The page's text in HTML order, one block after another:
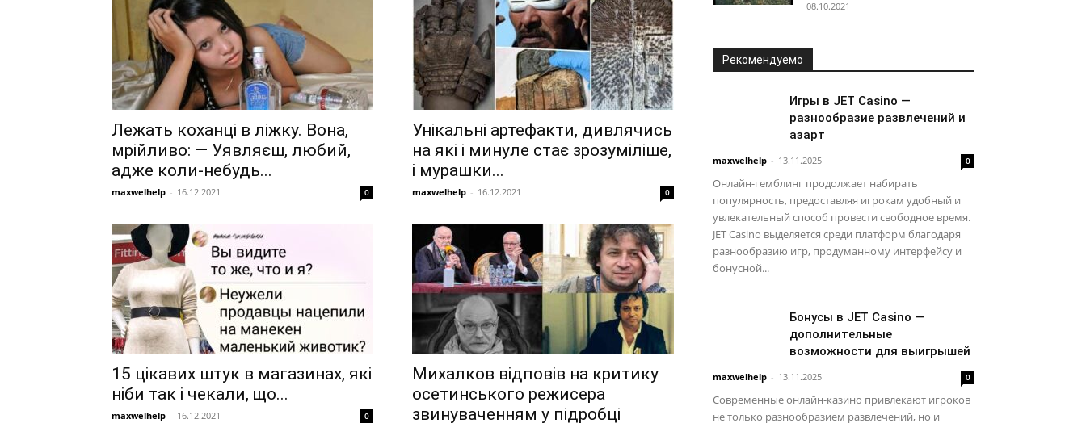
Лежать коханці в ліжку. Вона,
мрійливо: — Уявляєш, любий,
адже коли-небудь...
maxwelhelp - 16.12.2021 0
Унікальні артефакти, дивлячись
на які і минуле стає зрозуміліше,
і мурашки...
maxwelhelp - 16.12.2021 0
15 цікавих штук в магазинах, які
ніби так і чекали, що...
maxwelhelp - 16.12.2021 0
Михалков відповів на критику
осетинського режисера
звинуваченням у підробці
08.10.2021
Рекомендуемо
Игры в JET Casino —
разнообразие развлечений и
азарт
maxwelhelp - 13.11.2025 0
Онлайн-гемблинг продолжает набирать
популярность, предоставляя игрокам удобный и
увлекательный способ провести свободное время.
JET Casino выделяется среди платформ благодаря
разнообразию игр, продуманному интерфейсу и
бонусной...
Бонусы в JET Casino —
дополнительные
возможности для выигрышей
maxwelhelp - 13.11.2025 0
Современные онлайн-казино привлекают игроков
не только разнообразием развлечений, но и